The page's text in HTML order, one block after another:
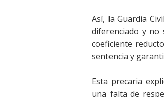
Así, la Guardia
diferenciado y no
coeficiente
sentencia y
Esta precaria
una falta de